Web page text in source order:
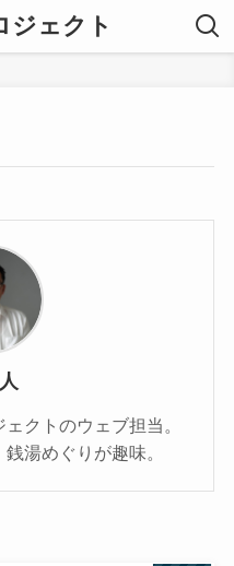
ジェクト
クトのウェブ担当。
湯めぐりが趣味。